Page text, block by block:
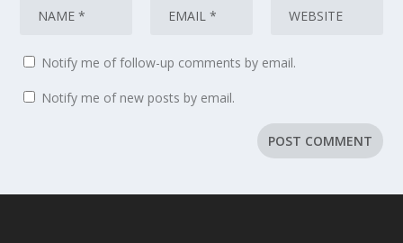
Notify me of follow-up comments by email.
Notify me of new posts by email.